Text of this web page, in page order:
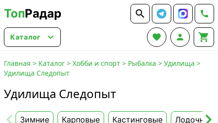
ТопРадар  
Каталог    
Главная > Каталог > Хобби и спорт > Рыбалка > Удилища >
Удилища Следопыт
Удилища Следопыт
Зимние Карповые Кастинговые Лодочные